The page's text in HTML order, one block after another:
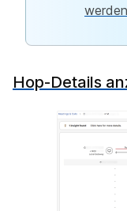
Hop-Details